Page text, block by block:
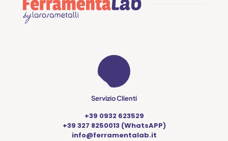
Servizio Clienti
+39 0932 623529
+39 327 8250013 (WhatsAPP)
info@ferramentalab.it